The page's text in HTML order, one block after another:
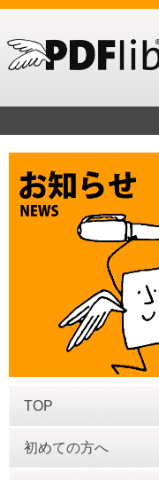
TOP
初めての方へ